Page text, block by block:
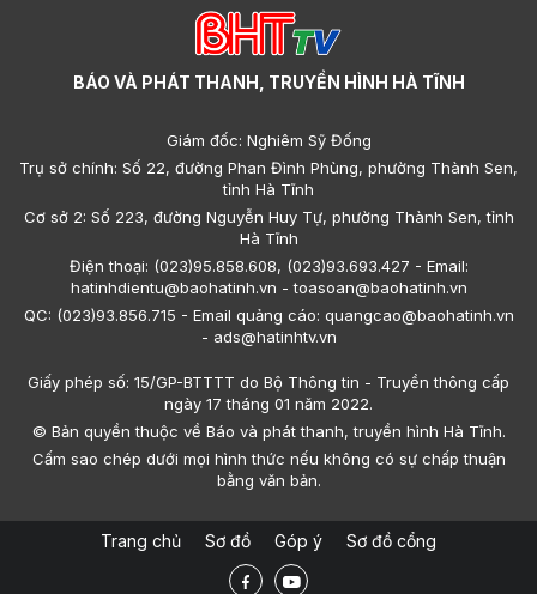
BÁO VÀ PHÁT THANH, TRUYỀN HÌNH HÀ TĨNH
Giám đốc: Nghiêm Sỹ Đống
Trụ sở chính: Số 22, đường Phan Đình Phùng, phường Thành Sen,
tỉnh Hà Tĩnh
Cơ sở 2: Số 223, đường Nguyễn Huy Tự, phường Thành Sen, tỉnh
Hà Tĩnh
Điện thoại: (023)95.858.608, (023)93.693.427 - Email:
hatinhdientu@baohatinh.vn - toasoan@baohatinh.vn
QC: (023)93.856.715 - Email quảng cáo: quangcao@baohatinh.vn
- ads@hatinhtv.vn
Giấy phép số: 15/GP-BTTTT do Bộ Thông tin - Truyền thông cấp
ngày 17 tháng 01 năm 2022.
© Bản quyền thuộc về Báo và phát thanh, truyền hình Hà Tĩnh.
Cấm sao chép dưới mọi hình thức nếu không có sự chấp thuận
bằng văn bản.
Trang chủ Sơ đồ Góp ý Sơ đồ cổng